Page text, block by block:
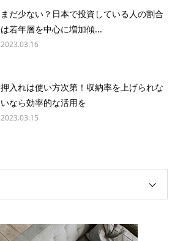
まだ少ない？日本で投資している人の割合
は若年層を中心に増加傾...
2023.03.16
押入れは使い方次第！収納率を上げられな
いなら効率的な活用を
2023.03.15